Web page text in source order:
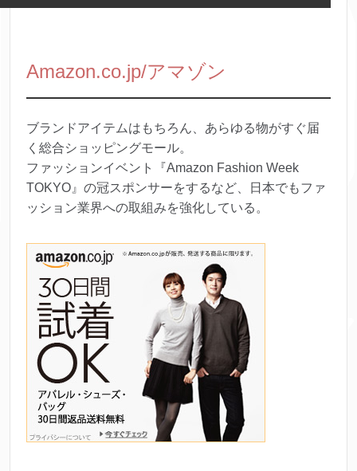
Amazon.co.jp/アマゾン
ブランドアイテムはもちろん、あらゆる物がすぐ届
く総合ショッピングモール。
ファッションイベント『Amazon Fashion Week
TOKYO』の冠スポンサーをするなど、日本でもファ
ッション業界への取組みを強化している。